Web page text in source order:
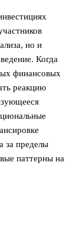
но и
Когда
финансовых
реакцию
за пределы
паттерны на